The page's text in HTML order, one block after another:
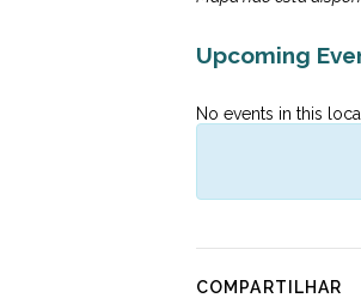
Upcoming
No events in this
COMPARTILHAR